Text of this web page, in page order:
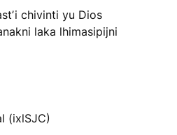
chivinti yu Dios
laka lhimasipijni
(ixlSJC)